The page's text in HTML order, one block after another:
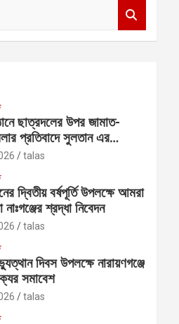
ছাত্রদলের উপর জামাত-
প্রতিবাদে সুলতান এর
talas
দ্বিতীয় বর্ষপূর্তি উপলক্ষে আমরা
শ্রদ্ধা নিবেদন
talas
দিবস উপলক্ষে নারায়ণগঞ্জে
সমাবেশ
talas